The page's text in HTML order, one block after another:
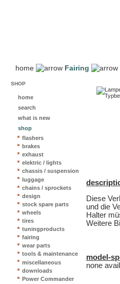
home Fairing
SHOP
home
search
what is new
shop
flashers
brakes
exhaust
elektric / lights
chassis / suspension
luggage
chains / sprockets
design
stock spare parts
wheels
tires
tuningproducts
fairing
wear parts
tools & maintenance
miscellaneous
downloads
Power Commander
Diese
und die
Halter
Weitere
model-
none